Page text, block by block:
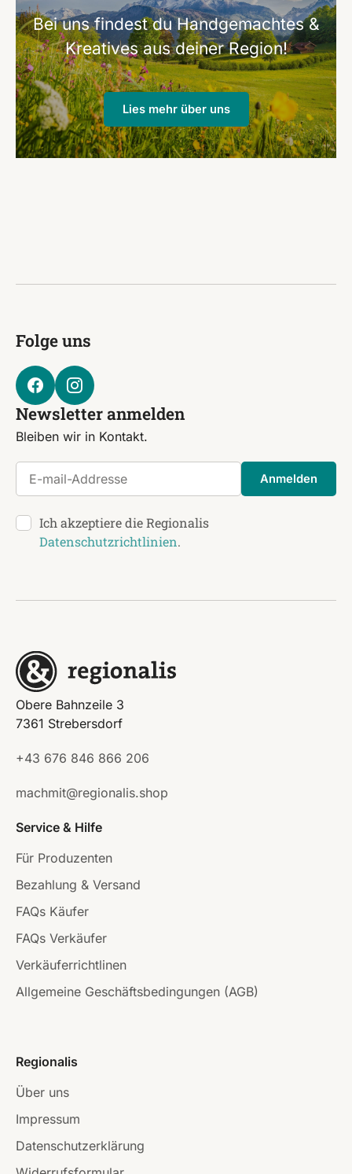
Bei uns findest du Handgemachtes &
Kreatives aus deiner Region!
Lies mehr über uns
Folge uns
Newsletter anmelden
Bleiben wir in Kontakt.
E-mail-Addresse
Anmelden
Ich akzeptiere die Regionalis
Datenschutzrichtlinien.
Obere Bahnzeile 3
7361 Strebersdorf
+43 676 846 866 206
machmit@regionalis.shop
Service & Hilfe
Für Produzenten
Bezahlung & Versand
FAQs Käufer
FAQs Verkäufer
Verkäuferrichtlinen
Allgemeine Geschäftsbedingungen (AGB)
Regionalis
Über uns
Impressum
Datenschutzerklärung